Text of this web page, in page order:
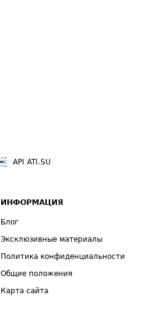
API ATI.SU
ИНФОРМАЦИЯ
Блог
Эксклюзивные материалы
Политика конфиденциальности
Общие положения
Карта сайта